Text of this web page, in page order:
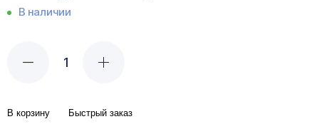
В наличии
В корзину Быстрый заказ